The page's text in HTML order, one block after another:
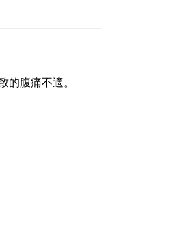
的腹痛不適。